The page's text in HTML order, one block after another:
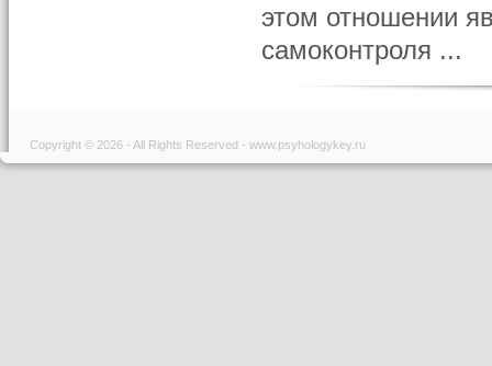
этом отношении
самоконтроля ...
Copyright © 2026 - All Rights Reserved - www.psyhologykey.ru